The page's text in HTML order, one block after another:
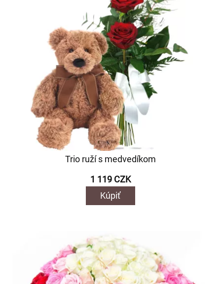
Trio ruží s medvedíkom
1 119 CZK
Kúpiť